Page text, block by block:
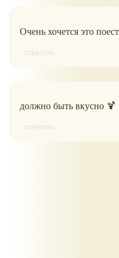
Очень хочется это
ответить
должно быть вкусно 🍹
ответить